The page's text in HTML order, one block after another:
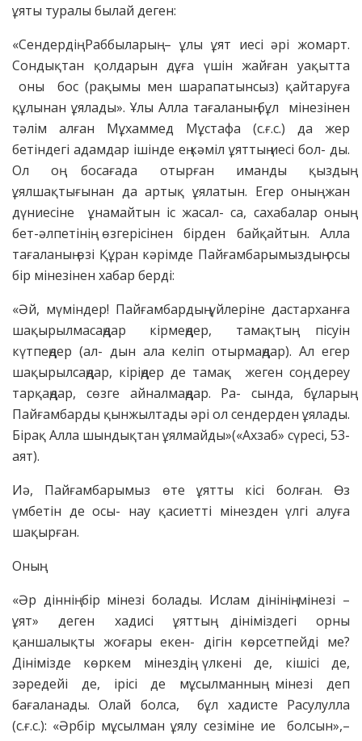
ұяты туралы былай деген:
«Сендердің Раббыларың – ұлы ұят иесі әрі жомарт.
Сондықтан қолдарын дұға үшін жайған уақытта
оны бос (рақымы мен шарапатынсыз) қайтаруға
құлынан ұялады». Ұлы Алла тағаланың бұл мінезінен
тәлім алған Мұхаммед Мұстафа (с.ғ.с.) да жер
бетіндегі адамдар ішінде ең кәміл ұяттың иесі бол- ды.
Ол оң босағада отырған иманды қыздың
ұялшақтығынан да артық ұялатын. Егер оның жан
дүниесіне ұнамайтын іс жасал- са, сахабалар оның
бет-әлпетінің өзгерісінен бірден байқайтын. Алла
тағаланың өзі Құран кәрімде Пайғамбарымыздың осы
бір мінезінен хабар берді:
«Әй, мүміндер! Пайғамбардың үйлеріне дастарханға
шақырылмасаңдар кірмеңдер, тамақтың пісуін
күтпеңдер (ал- дын ала келіп отырмаңдар). Ал егер
шақырылсаңдар, кіріңдер де тамақ жеген соң, дереу
тарқаңдар, сөзге айналмаңдар. Ра- сында, бұларың
Пайғамбарды қынжылтады әрі ол сендерден ұялады.
Бірақ Алла шындықтан ұялмайды»(«Ахзаб» сүресі, 53-
аят).
Иә, Пайғамбарымыз өте ұятты кісі болған. Өз
үмбетін де осы- нау қасиетті мінезден үлгі алуға
шақырған.
Оның:
«Әр діннің бір мінезі болады. Ислам дінінің мінезі –
ұят» деген хадисі ұяттың дініміздегі орны
қаншалықты жоғары екен- дігін көрсетпейді ме?
Дінімізде көркем мінездің үлкені де, кішісі де,
зәредейі де, ірісі де мұсылманның мінезі деп
бағаланады. Олай болса, бұл хадисте Расулулла
(с.ғ.с.): «Әрбір мұсылман ұялу сезіміне ие болсын»,–